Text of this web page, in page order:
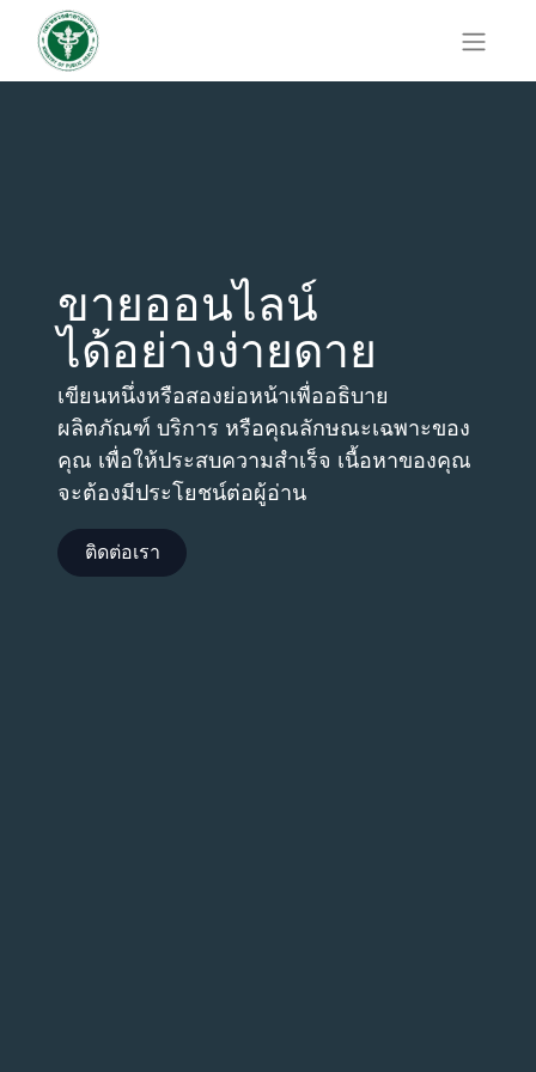
ขายออนไลน์
ได้อย่างง่ายดาย
เขียนหนึ่งหรือสองย่อหน้าเพื่ออธิบาย
ผลิตภัณฑ์ บริการ หรือคุณลักษณะเฉพาะของ
คุณ เพื่อให้ประสบความสำเร็จ เนื้อหาของคุณ
จะต้องมีประโยชน์ต่อผู้อ่าน
ติดต่อเรา